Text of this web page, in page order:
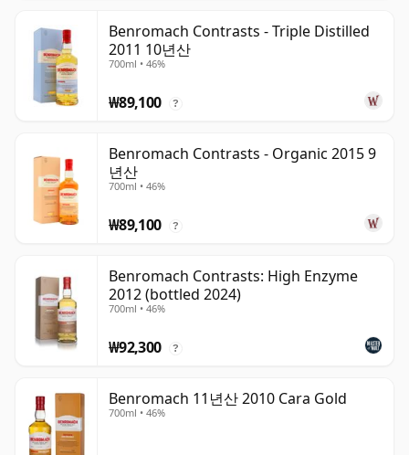
Benromach Contrasts - Triple Distilled
2011 10년산
700ml • 46%
₩89,100 ?
Benromach Contrasts - Organic 2015 9
년산
700ml • 46%
₩89,100 ?
Benromach Contrasts: High Enzyme
2012 (bottled 2024)
700ml • 46%
₩92,300 ?
Benromach 11년산 2010 Cara Gold
700ml • 46%